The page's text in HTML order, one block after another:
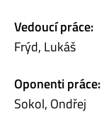
Vedoucí práce:
Frýd, Lukáš
Oponenti práce:
Sokol, Ondřej